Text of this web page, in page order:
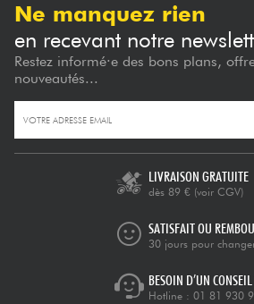
Violons & Quatuor
Eveil Musical
Câbles & Access.
Ne manquez rien
en recevant notre
Restez informé·e des bons plans,
nouveautés...
LIVRAISON GRATUITE
dès 89 € (voir CGV)
SATISFAIT OU
30 jours pour
BESOIN D’UN CONSEIL
Hotline : 01 81 930